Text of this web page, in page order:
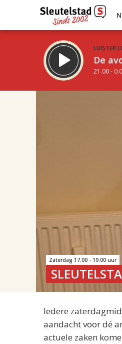
LUISTER
De
21.00 -
Zaterdag 17.00 - 19.00 uur
Iedere
aandacht voor dé
actuele zaken